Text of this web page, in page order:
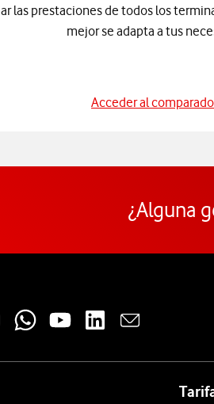
las prestaciones de todos los
mejor se adapta a tus
Acceder al
¿Alguna
las redes sociales de Vodafone